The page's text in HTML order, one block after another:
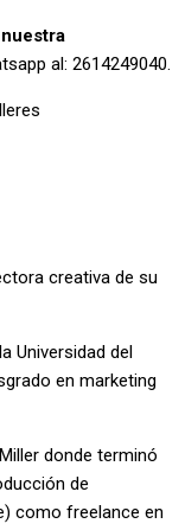
al: 2614249040.
creativa de su
Universidad del
en marketing
donde terminó
de
como freelance en